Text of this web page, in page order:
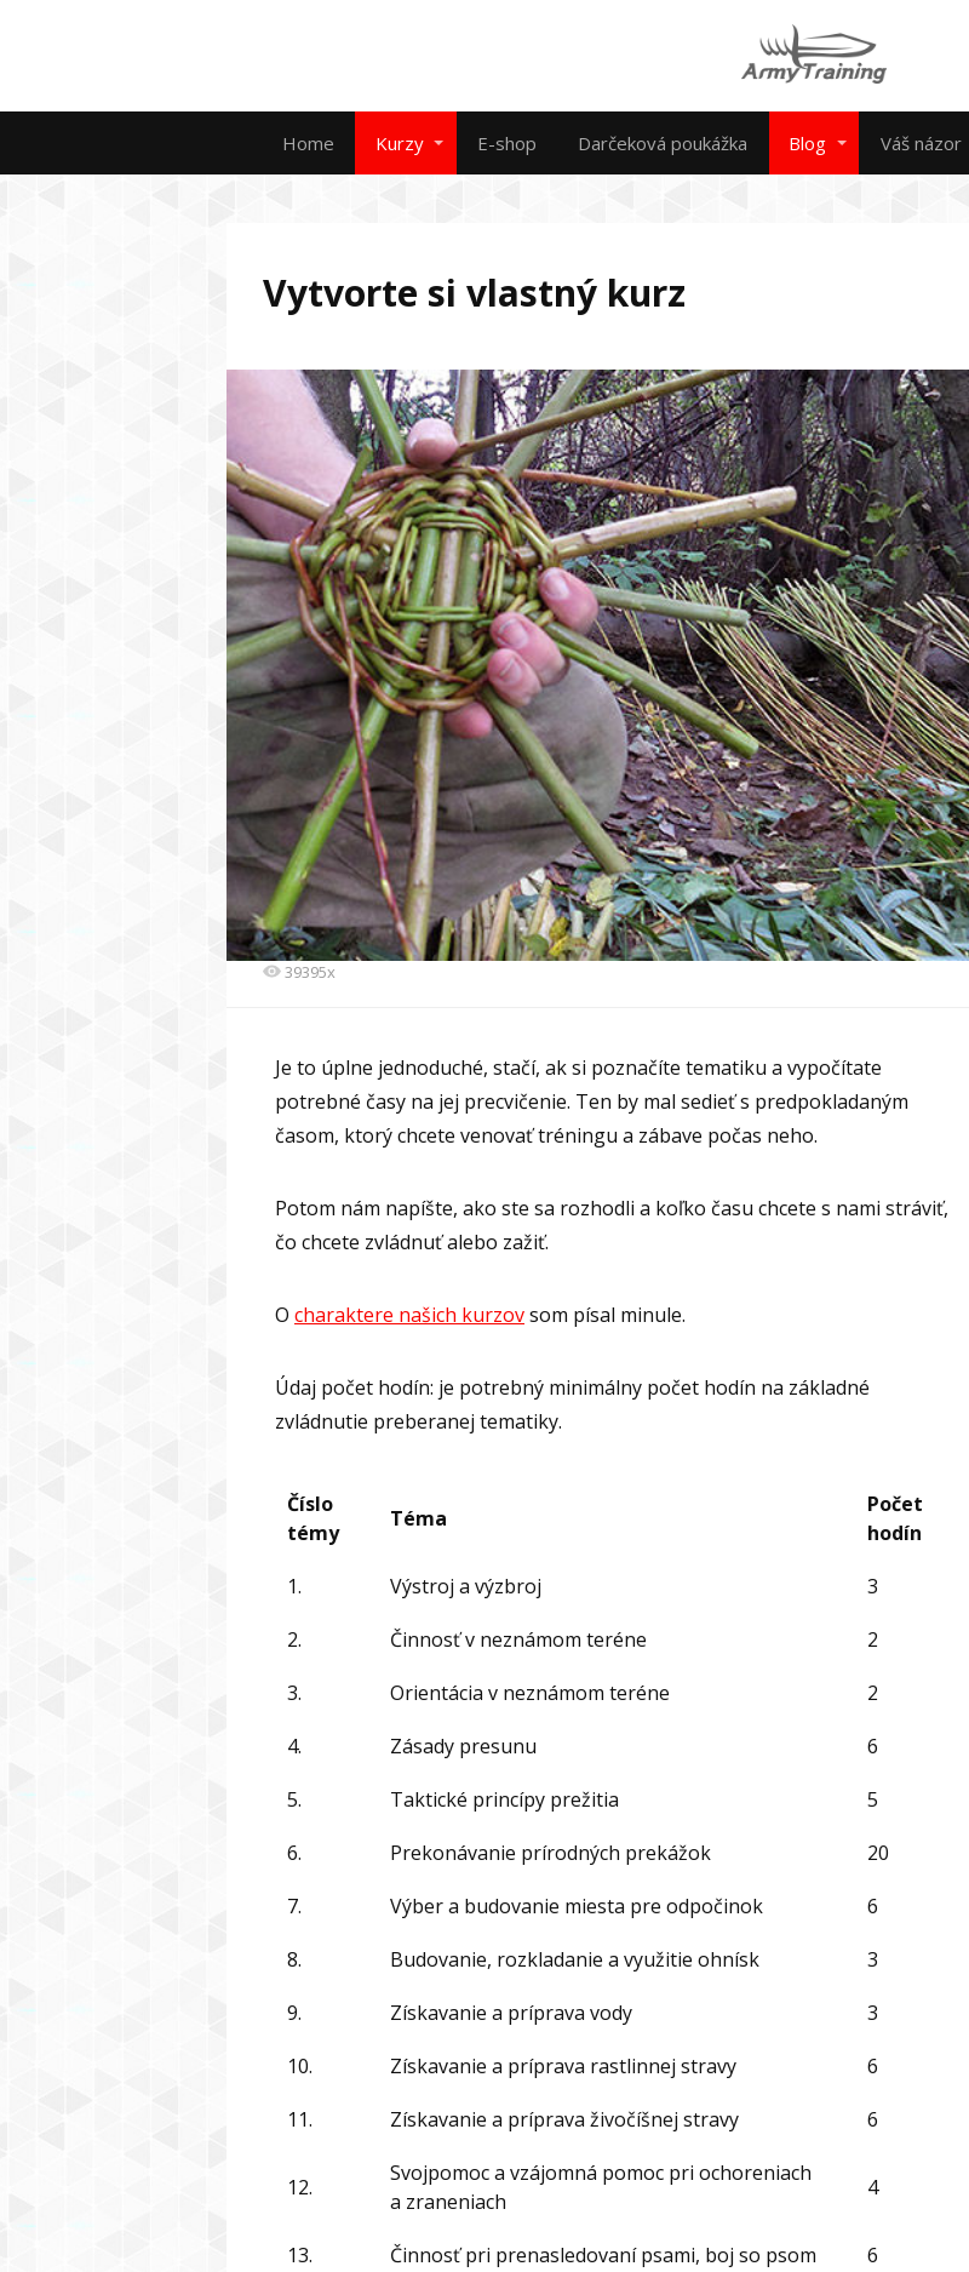
Home Kurzy E-shop Darčeková poukážka Blog Váš názor
Vytvorte si vlastný kurz
39395x
Je to úplne jednoduché, stačí, ak si poznačíte tematiku a vypočítate
potrebné časy na jej precvičenie. Ten by mal sedieť s predpokladaným
časom, ktorý chcete venovať tréningu a zábave počas neho.
Potom nám napíšte, ako ste sa rozhodli a koľko času chcete s nami stráviť,
čo chcete zvládnuť alebo zažiť.
O charaktere našich kurzovsom písal minule.
Údaj počet hodín: je potrebný minimálny počet hodín na základné
zvládnutie preberanej tematiky.
Číslo
témy
Téma
Počet
hodín
1.
Výstroj a výzbroj
3
2.
Činnosť v neznámom teréne
2
3.
Orientácia v neznámom teréne
2
4.
Zásady presunu
6
5.
Taktické princípy prežitia
5
6.
Prekonávanie prírodných prekážok
20
7.
Výber a budovanie miesta pre odpočinok
6
8.
Budovanie, rozkladanie a využitie ohnísk
3
9.
Získavanie a príprava vody
3
10.
Získavanie a príprava rastlinnej stravy
6
11.
Získavanie a príprava živočíšnej stravy 6
12.
Svojpomoc a vzájomná pomoc pri ochoreniach
a zraneniach
4
13. Činnosť pri prenasledovaní psami, boj so psom
6